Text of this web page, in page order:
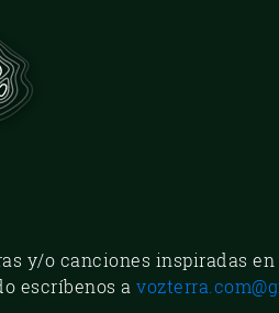
y/o canciones inspiradas
escríbenos a